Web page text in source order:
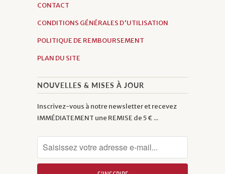
CONTACT
CONDITIONS GÉNÉRALES D'UTILISATION
POLITIQUE DE REMBOURSEMENT
PLAN DU SITE
NOUVELLES & MISES À JOUR
Inscrivez-vous à notre newsletter et recevez
IMMÉDIATEMENT une REMISE de 5 € ...